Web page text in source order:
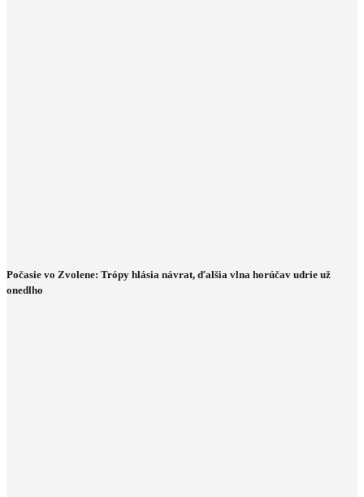
Počasie vo Zvolene: Trópy hlásia návrat, ďalšia vlna horúčav udrie už
onedlho